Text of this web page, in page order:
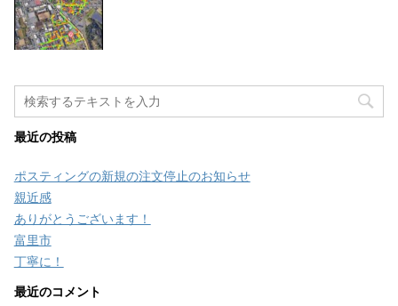
最近の投稿
ポスティングの新規の注文停止のお知らせ
親近感
ありがとうございます！
富里市
丁寧に！
最近のコメント